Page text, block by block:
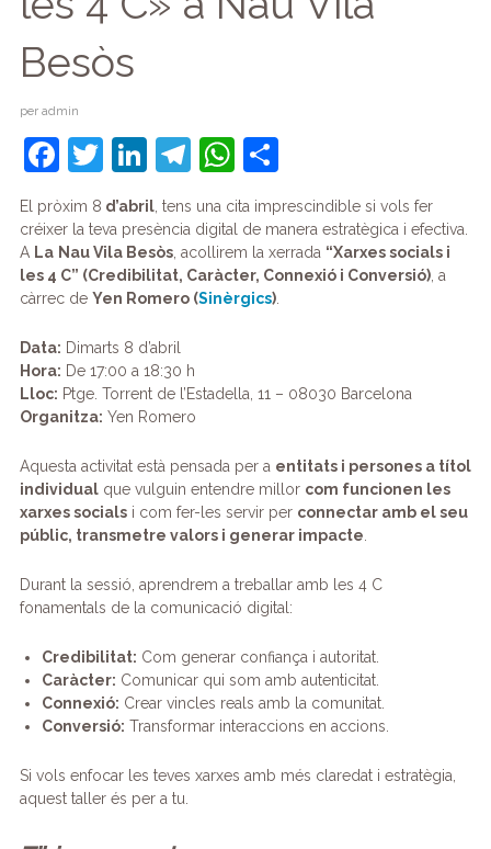
Besòs
per admin
F
a
c
e
b
o
o
k
T
w
itt
er
Li
n
k
e
dI
n
T
e
gr
a
W
h
at
s
A
m
p
ar
El pròxim 8 d’abril, tens una cita imprescindible si vols fer
créixer la teva presència digital de manera estratègica i efectiva.
A La Nau Vila Besòs, acollirem la xerrada “Xarxes socials i
les 4 C” (Credibilitat, Caràcter, Connexió i Conversió), a
càrrec de Yen Romero (Sinèrgics).
Data: Dimarts 8 d’abril
Hora: De 17:00 a 18:30 h
Lloc: Ptge. Torrent de l’Estadella, 11 – 08030 Barcelona
Organitza: Yen Romero
Aquesta activitat està pensada per a entitats i persones a títol
individualque vulguin entendre millor com funcionen les
xarxes socialsi com fer-les servir per connectar amb el seu
públic, transmetre valors i generar impacte.
Durant la sessió, aprendrem a treballar amb les 4 C
fonamentals de la comunicació digital:
Credibilitat: Com generar confiança i autoritat.
Caràcter: Comunicar qui som amb autenticitat.
Connexió: Crear vincles reals amb la comunitat.
Conversió: Transformar interaccions en accions.
Si vols enfocar les teves xarxes amb més claredat i estratègia,
aquest taller és per a tu.